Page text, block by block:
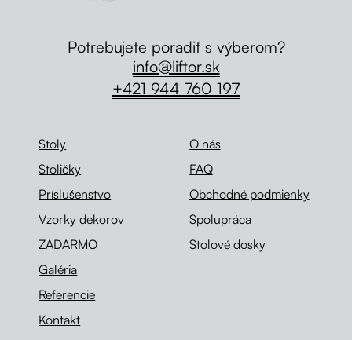
Stoly
Stoličky
Príslušenstvo
Vzorky dekorov
ZADARMO
Galéria
Referencie
Kontakt
O nás
FAQ
Obchodné podmienky
Spolupráca
Stolové dosky
Potrebujete poradiť s výberom?
info@liftor.sk
+421 944 760 197